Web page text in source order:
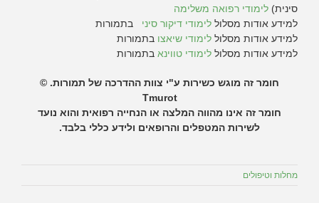
סינית) לימודי רפואה משלימה
למידע אודות מסלול לימודי דיקור סיני בתמורות
למידע אודות מסלול לימודי שיאצו בתמורות
למידע אודות מסלול לימודי טווינא בתמורות
חומר זה מוגש כשירות ע"י צוות ההדרכה של תמורות. ©
Tmurot
חומר זה אינו מהווה המלצה או הנחייה רפואית והוא נועד
לשירות המטפלים והרופאים ולידע כללי בלבד.
מחלות וטיפולים